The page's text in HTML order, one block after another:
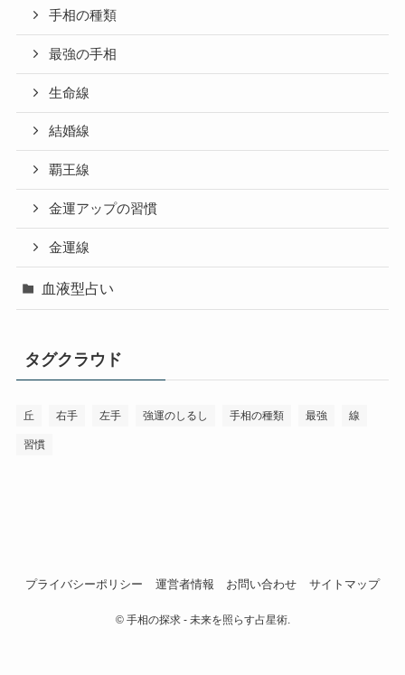
手相の種類
最強の手相
生命線
結婚線
覇王線
金運アップの習慣
金運線
血液型占い
タグクラウド
丘 右手 左手 強運のしるし 手相の種類 最強 線
習慣
プライバシーポリシー 運営者情報 お問い合わせ サイトマップ
©手相の探求 - 未来を照らす占星術.